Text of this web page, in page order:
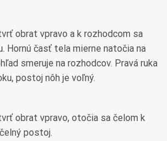
obrat vpravo a k rozhodcom sa
Hornú časť tela mierne natočia na
smeruje na rozhodcov. Pravá ruka
postoj nôh je voľný.
obrat vpravo, otočia sa čelom k
postoj.